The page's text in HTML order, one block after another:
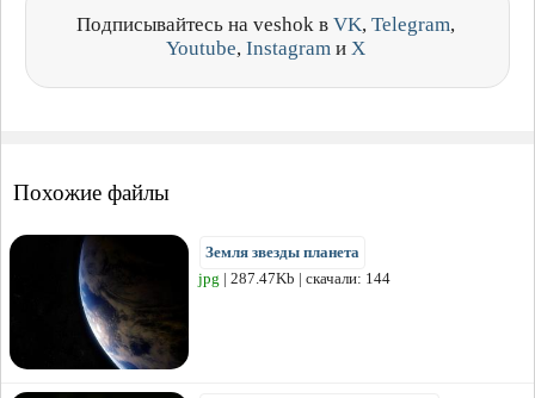
Подписывайтесь на veshok в VK, Telegram,
Youtube, Instagram и X
Похожие файлы
Земля звезды планета
jpg | 287.47Kb | скачали: 144